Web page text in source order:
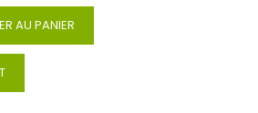
AU PANIER